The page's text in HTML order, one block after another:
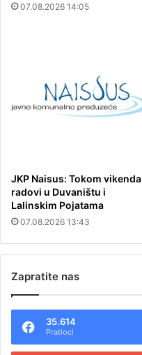
07.08.2026 14:05
JKP Naisus: Tokom vikenda
radovi u Duvaništu i
Lalinskim Pojatama
07.08.2026 13:43
Zapratite nas
35.614
Pratioci